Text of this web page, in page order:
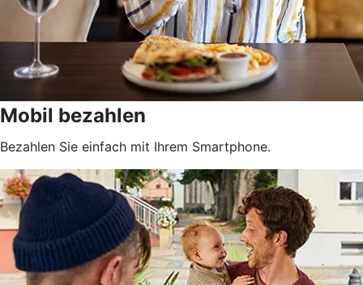
Mobil bezahlen
Bezahlen Sie einfach mit Ihrem Smartphone.